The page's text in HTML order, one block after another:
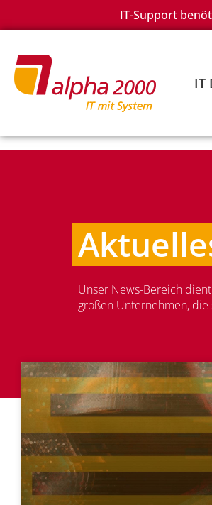
IT-Support
IT
Unser News-Bereich
großen Unternehmen,